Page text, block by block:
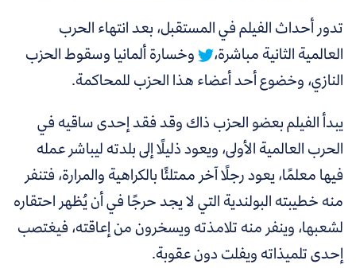
تدور أحداث الفيلم في المستقبل، بعد انتهاء الحرب
العالمية الثانية مباشرة،
وخسارة ألمانيا وسقوط الحزب
النازي، وخضوع أحد أعضاء هذا الحزب للمحاكمة.
يبدأ الفيلم بعضو الحزب ذاك وقد فقد إحدى ساقيه في
الحرب العالمية الأولى، ويعود ذليلًا إلى بلدته ليباشر عمله
فيها معلمًا، يعود رجلًا آخر ممتلئًا بالكراهية والمرارة، فتنفر
منه خطيبته البولندية التي لا يجد حرجًا في أن يُظهر احتقاره
لشعبها، وينفر منه تلامذته ويسخرون من إعاقته، فيغتصب
إحدى تلميذاته ويفلت دون عقوبة.